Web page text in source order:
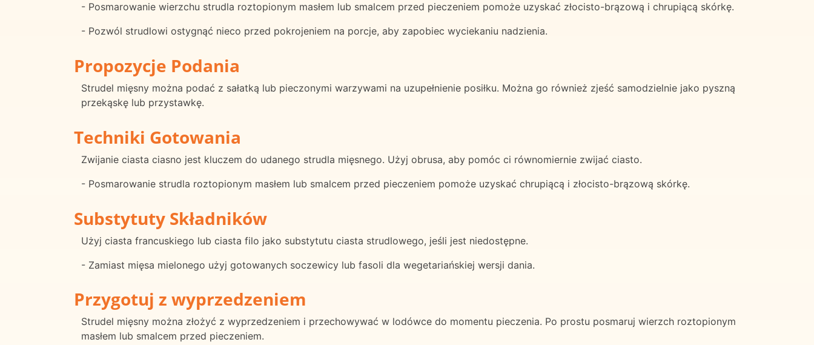
- Posmarowanie wierzchu strudla roztopionym masłem lub smalcem przed pieczeniem pomoże uzyskać złocisto-brązową i chrupiącą skórkę.
- Pozwól strudlowi ostygnąć nieco przed pokrojeniem na porcje, aby zapobiec wyciekaniu nadzienia.
Propozycje Podania
Strudel mięsny można podać z sałatką lub pieczonymi warzywami na uzupełnienie posiłku. Można go również zjeść samodzielnie jako pyszną
przekąskę lub przystawkę.
Techniki Gotowania
Zwijanie ciasta ciasno jest kluczem do udanego strudla mięsnego. Użyj obrusa, aby pomóc ci równomiernie zwijać ciasto.
- Posmarowanie strudla roztopionym masłem lub smalcem przed pieczeniem pomoże uzyskać chrupiącą i złocisto-brązową skórkę.
Substytuty Składników
Użyj ciasta francuskiego lub ciasta filo jako substytutu ciasta strudlowego, jeśli jest niedostępne.
- Zamiast mięsa mielonego użyj gotowanych soczewicy lub fasoli dla wegetariańskiej wersji dania.
Przygotuj z wyprzedzeniem
Strudel mięsny można złożyć z wyprzedzeniem i przechowywać w lodówce do momentu pieczenia. Po prostu posmaruj wierzch roztopionym
masłem lub smalcem przed pieczeniem.